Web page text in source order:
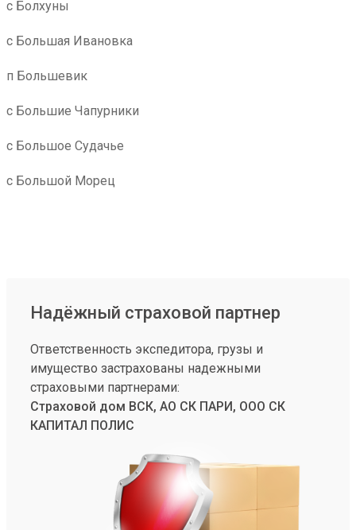
с Болхуны
с Большая Ивановка
п Большевик
с Большие Чапурники
с Большое Судачье
с Большой Морец
Надёжный страховой партнер
Ответственность экспедитора, грузы и
имущество застрахованы надежными
страховыми партнерами:
Страховой дом ВСК, АО СК ПАРИ, ООО СК
КАПИТАЛ ПОЛИС